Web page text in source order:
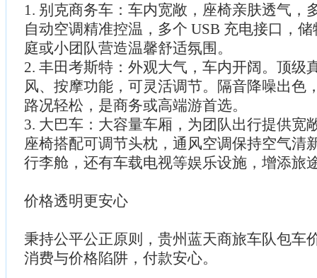
1. 别克商务车：车内宽敞，座椅亲肤透气，
自动空调精准控温，多个 USB 充电接口，
庭或小团队营造温馨舒适氛围。
2. 丰田考斯特：外观大气，车内开阔。顶级
风、按摩功能，可灵活调节。隔音降噪出色
路况轻松，是商务或高端游首选。
3. 大巴车：大容量车厢，为团队出行提供宽
座椅搭配可调节头枕，通风空调保持空气清
行李舱，还有车载电视等娱乐设施，增添旅
价格透明更安心
秉持公平公正原则，贵州蓝天商旅车队包车
消费与价格陷阱，付款安心。